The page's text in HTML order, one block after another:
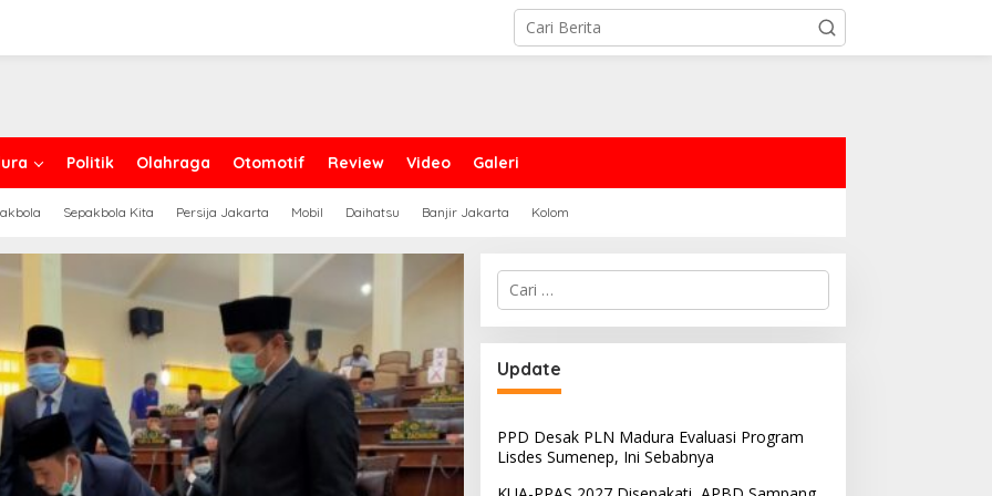
Politik Olahraga Otomotif Review Video Galeri
Sepakbola Kita Persija Jakarta Mobil Daihatsu Banjir Jakarta Kolom
Cari
untuk:
Update
PPD Desak PLN Madura Evaluasi Program
Lisdes Sumenep, Ini Sebabnya